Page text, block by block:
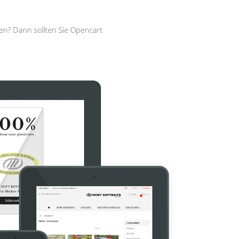
Dann sollten Sie Opencart